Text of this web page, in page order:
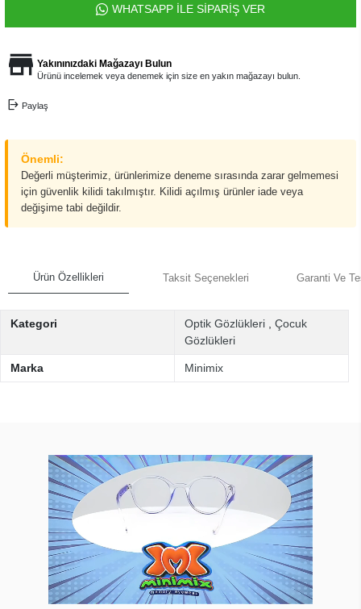
WHATSAPP İLE SİPARİŞ VER
Yakınınızdaki Mağazayı Bulun
Ürünü incelemek veya denemek için size en yakın mağazayı bulun.
Paylaş
Önemli:
Değerli müşterimiz, ürünlerimize deneme sırasında zarar gelmemesi
için güvenlik kilidi takılmıştır. Kilidi açılmış ürünler iade veya
değişime tabi değildir.
Ürün Özellikleri Taksit Seçenekleri Garanti Ve
Kategori Optik Gözlükleri
Çocuk
Gözlükleri
Marka Minimix